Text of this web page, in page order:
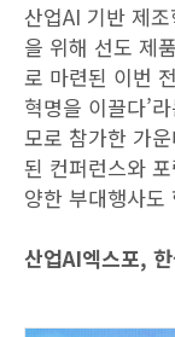
산업AI 기반 제
을 위해 선도 제
로 마련된 이번
혁명을 이끌다’
모로 참가한 가
된 컨퍼런스와
양한 부대행사도
산업AI엑스포,